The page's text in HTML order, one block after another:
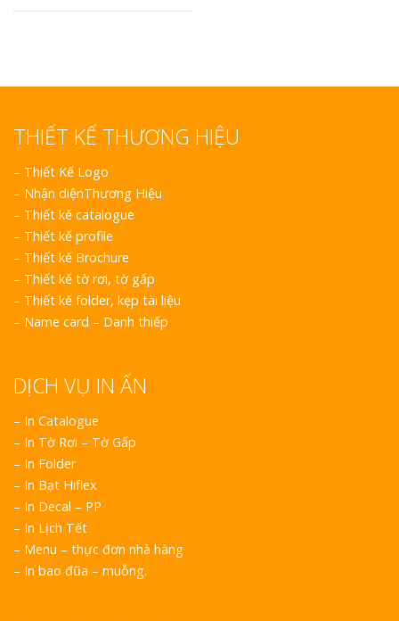
THIẾT KẾ THƯƠNG HIỆU
– Thiết Kế Logo
– Nhận diệnThương Hiệu
– Thiết kế catalogue
– Thiết kế profile
– Thiết kế Brochure
– Thiết kế tờ rơi, tờ gấp
– Thiết kế folder, kẹp tài liệu
– Name card – Danh thiếp
DỊCH VỤ IN ẤN
– In Catalogue
– In Tờ Rơi – Tờ Gấp
– In Folder
– In Bạt Hiflex
– In Decal – PP
– In Lịch Tết
– Menu – thực đơn nhà hàng
– In bao đũa – muỗng.